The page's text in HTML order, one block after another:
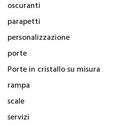
oscuranti
parapetti
personalizzazione
porte
Porte in cristallo su misura
rampa
scale
servizi